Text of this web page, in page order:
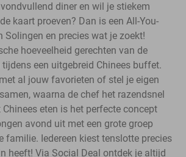
diner en wil je stiekem
kaart proeven? Dan is een All-You-
Solingen en precies wat je zoekt!
hoeveelheid gerechten van de
een uitgebreid Chinees buffet.
al jouw favorieten of stel je eigen
waarna de chef het razendsnel
Chinees eten is het perfecte concept
avond uit met een grote groep
familie. Iedereen kiest tenslotte precies
heeft! Via Social Deal ontdek je altijd